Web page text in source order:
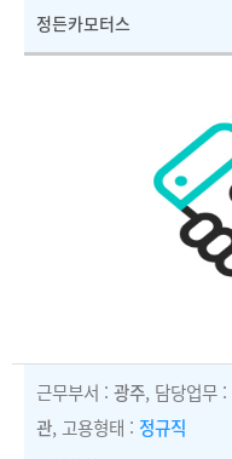
정든카모터스
근무부서 : 광주, 담당업무 :
관, 고용형태 : 정규직